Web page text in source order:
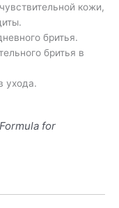
кожи,
бритья.
бритья в
ухода.
for